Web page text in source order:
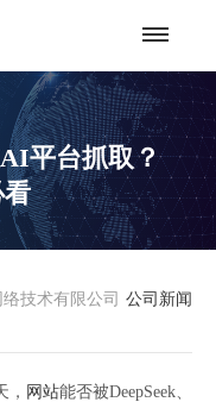
平台抓取？
看
公司新闻
技术有限公司
， 网站能否被DeepSeek、